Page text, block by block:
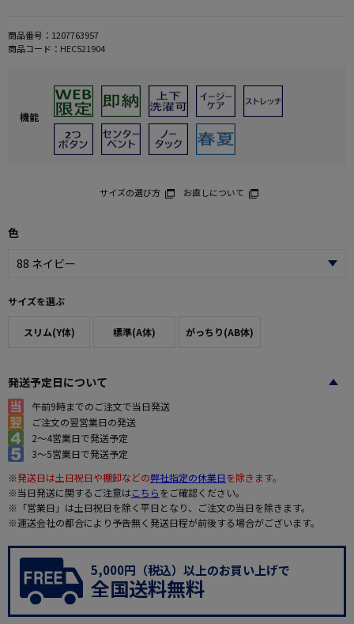
商品番号： 1207763957
商品コード： HEC521904
機能
サイズの選び方 お直しについて
色
サイズを選ぶ
スリム(Y体) 標準(A体) がっちり(AB体)
発送予定日について
午前9時までのご注文で当日発送
ご注文の翌営業日の発送
2～4営業日で発送予定
3～5営業日で発送予定
※発送日は土日祝日や棚卸などの弊社指定の休業日を除きます。
※当日発送に関するご注意はこちらをご確認ください。
※「営業日」は土日祝日を除く平日となり、ご注文の当日を除きます。
※運送会社の都合により予告無く発送日程が前後する場合がございます。
5,000円（税込）以上のお買い上げで
全国送料無料